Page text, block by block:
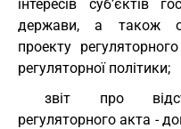
інтересів суб’єктів
держави, а також
проекту
регуляторної політики;
звіт про
регуляторного акта -